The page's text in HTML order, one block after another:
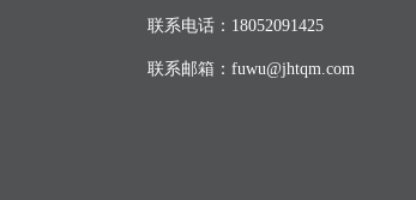
联系电话：18052091425
联系邮箱：fuwu@jhtqm.com